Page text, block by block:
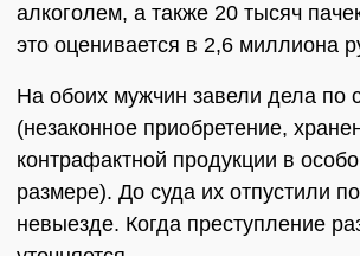
алкоголем, а также 20 тысяч
это оценивается в 2,6 миллиона
На обоих мужчин завели дела по
(незаконное приобретение,
контрафактной продукции в
размере). До суда их отпустили
невыезде. Когда преступление